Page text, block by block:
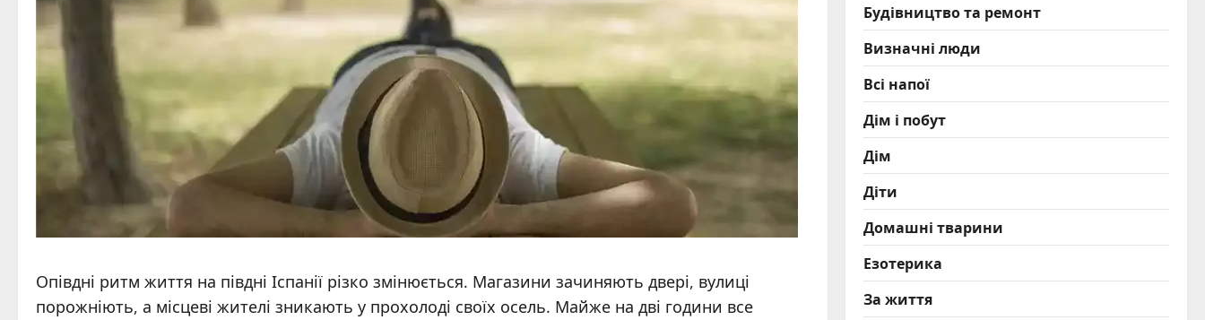
Опівдні ритм життя на півдні Іспанії різко змінюється. Магазини зачиняють двері, вулиці
порожніють, а місцеві жителі зникають у прохолоді своїх осель. Майже на дві години все
Будівництво та ремонт
Визначні люди
Всі напої
Дім і побут
Дім
Діти
Домашні тварини
Езотерика
За життя